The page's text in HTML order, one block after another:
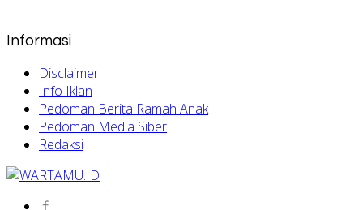
Informasi
Disclaimer
Info Iklan
Pedoman Berita Ramah Anak
Pedoman Media Siber
Redaksi